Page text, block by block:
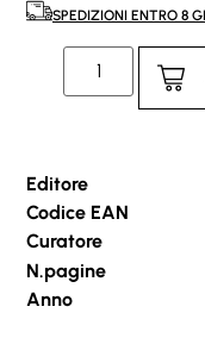
SPEDIZIONI ENTRO 8
Editore
Codice EAN
Curatore
N.pagine
Anno